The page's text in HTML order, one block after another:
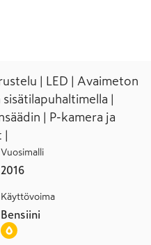
| LED | Avaimeton
|
| P-kamera ja
Vuosimalli
2016
Käyttövoima
Bensiini